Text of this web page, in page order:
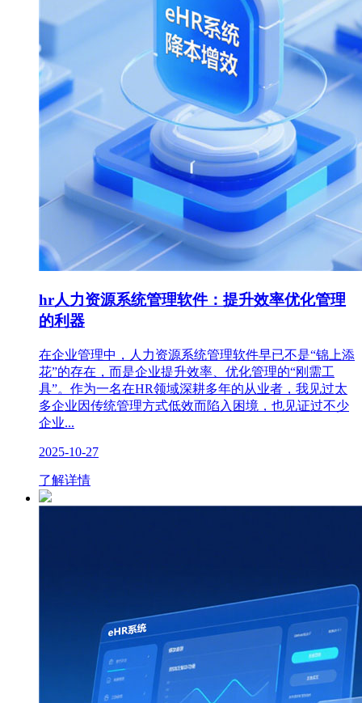
hr人力资源系统管理软件：提升效率优化管理
的利器
在企业管理中，人力资源系统管理软件早已不是“锦上添
花”的存在，而是企业提升效率、优化管理的“刚需工
具”。作为一名在HR领域深耕多年的从业者，我见过太
多企业因传统管理方式低效而陷入困境，也见证过不少
企业...
2025-10-27
了解详情